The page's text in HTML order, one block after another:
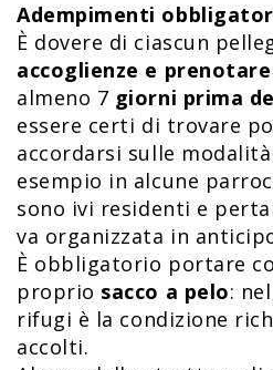
Adempimenti
È dovere di ciascun
accoglienze e
almeno 7 giorni prima
essere certi di trovare
accordarsi sulle
esempio in alcune
sono ivi residenti e
va organizzata in
È obbligatorio portare
proprio sacco a pelo:
rifugi è la condizione
accolti.